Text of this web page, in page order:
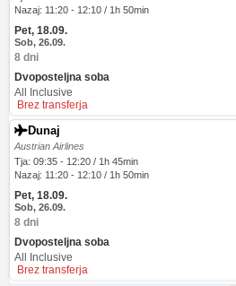
Nazaj: 11:20 - 12:10 / 1h 50min
Pet, 18.09.
Sob, 26.09.
8 dni
Dvoposteljna soba
All Inclusive
Brez transferja
Dunaj
Austrian Airlines
Tja: 09:35 - 12:20 / 1h 45min
Nazaj: 11:20 - 12:10 / 1h 50min
Pet, 18.09.
Sob, 26.09.
8 dni
Dvoposteljna soba
All Inclusive
Brez transferja